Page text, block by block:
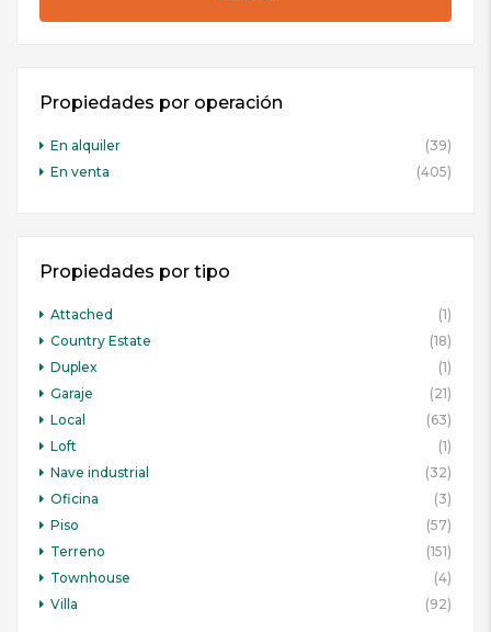
Propiedades por operación
En alquiler
(39)
En venta
(405)
Propiedades por tipo
Attached
(1)
Country Estate
(18)
Duplex
(1)
Garaje
(21)
Local
(63)
Loft
(1)
Nave industrial
(32)
Oficina
(3)
Piso
(57)
Terreno
(151)
Townhouse
(4)
Villa
(92)